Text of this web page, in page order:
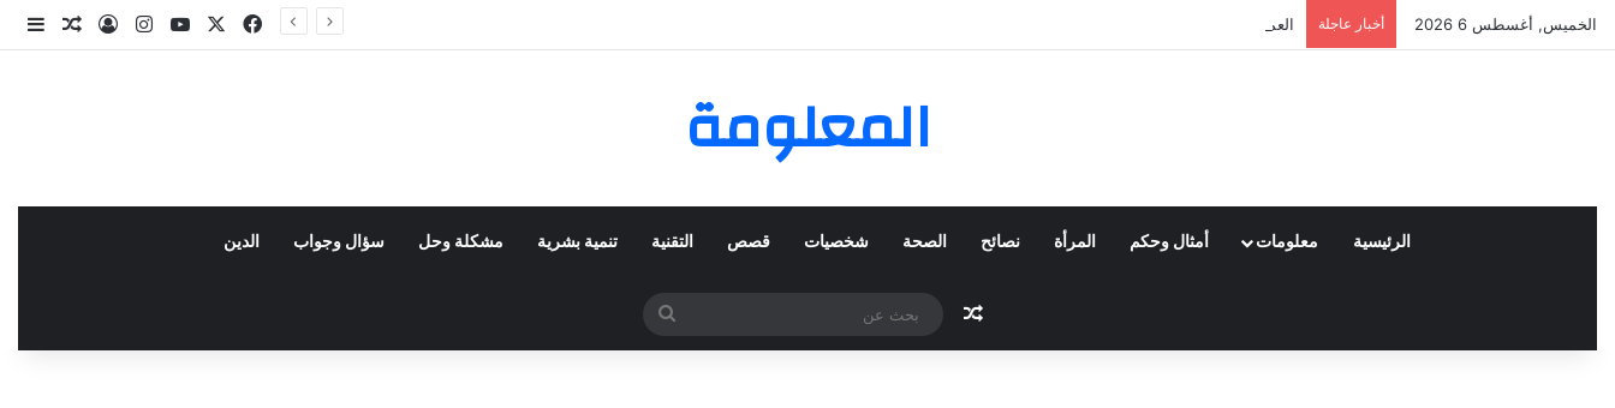
الخميس, أغسطس 6 2026 أخبار عاجلة العملاء واختياراتهم لمنتجات نايكي المفضلة عبر ترينديول: استكشاف رحلة التسوق الذكي. فيسبوك يوتيوبانستقرام
تسجيلمقال
المعلومة
الرئيسية معلومات أمثال وحكم المرأة نصائح الصحة شخصيات قصص التقنية تنمية بشرية مشكلة وحل سؤال وجواب الدين
مقال عشوائي
بحث
عن